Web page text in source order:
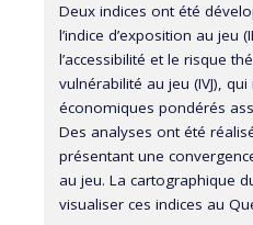
de jeu au Québec. Dans ce
une analyse de l'accessibilité
sont nécessaires afin de
d'environnements favorables
présente étude a été conçue
connaissances. Ce projet
littérature mettant à jour les
des milieux de vie sur la santé
Deux indices ont été
l’indice d’exposition au jeu
l’accessibilité et le risque
vulnérabilité au jeu (IVJ),
économiques pondérés
Des analyses ont été
présentant une
au jeu. La cartographique
visualiser ces indices au